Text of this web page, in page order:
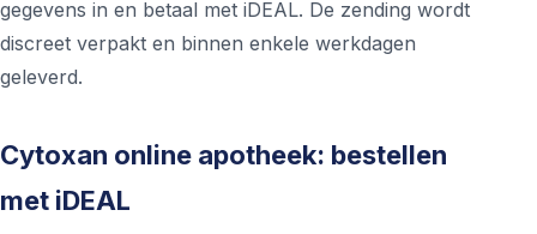
gegevens in en betaal met iDEAL. De zending wordt
discreet verpakt en binnen enkele werkdagen
geleverd.
Cytoxan online apotheek: bestellen
met iDEAL